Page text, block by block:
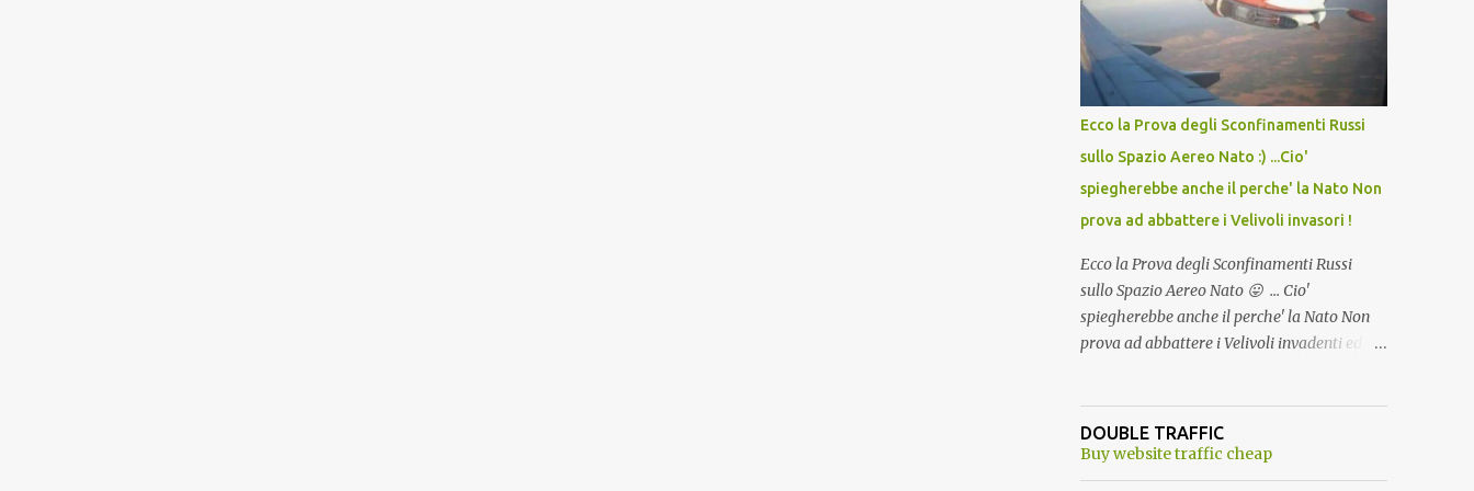
lo scopo della temperatura? Qualcuno a suo
tempo ribattezzo' il Vaccino come: l' Amaro
del Capo, era "spettacolare Ghiacciato, ma
andava bene anche, a Temperatura
Ambiente"! Riproponiamo l'articolo per NON
Ecco la Prova degli Sconfinamenti Russi
sullo Spazio Aereo Nato :) ...Cio'
spiegherebbe anche il perche' la Nato Non
prova ad abbattere i Velivoli invasori !
Ecco la Prova degli Sconfinamenti Russi
sullo Spazio Aereo Nato 😛 ... Cio'
spiegherebbe anche il perche' la Nato Non
prova ad abbattere i Velivoli invadenti ed
alcuna notizia di un'invasione dello spazio
aereo NATO da parte di un robot chiamato
DOUBLE TRAFFIC
Buy website traffic cheap